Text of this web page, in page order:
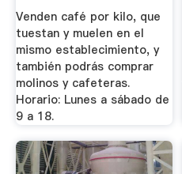
Venden café por kilo, que
tuestan y muelen en el
mismo establecimiento, y
también podrás comprar
molinos y cafeteras.
Horario: Lunes a sábado de
9 a 18.